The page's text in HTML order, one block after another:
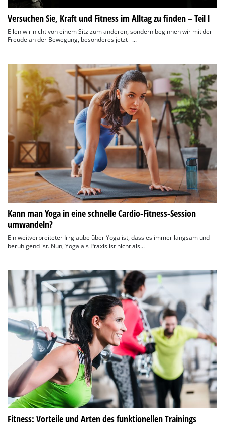
Versuchen Sie, Kraft und Fitness im Alltag zu finden – Teil l
Eilen wir nicht von einem Sitz zum anderen, sondern beginnen wir mit der
Freude an der Bewegung, besonderes jetzt –...
Kann man Yoga in eine schnelle Cardio-Fitness-Session
umwandeln?
Ein weitverbreiteter Irrglaube über Yoga ist, dass es immer langsam und
beruhigend ist. Nun, Yoga als Praxis ist nicht als...
Fitness: Vorteile und Arten des funktionellen Trainings